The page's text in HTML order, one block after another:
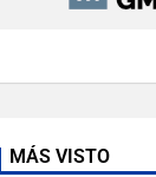
MÁS VISTO